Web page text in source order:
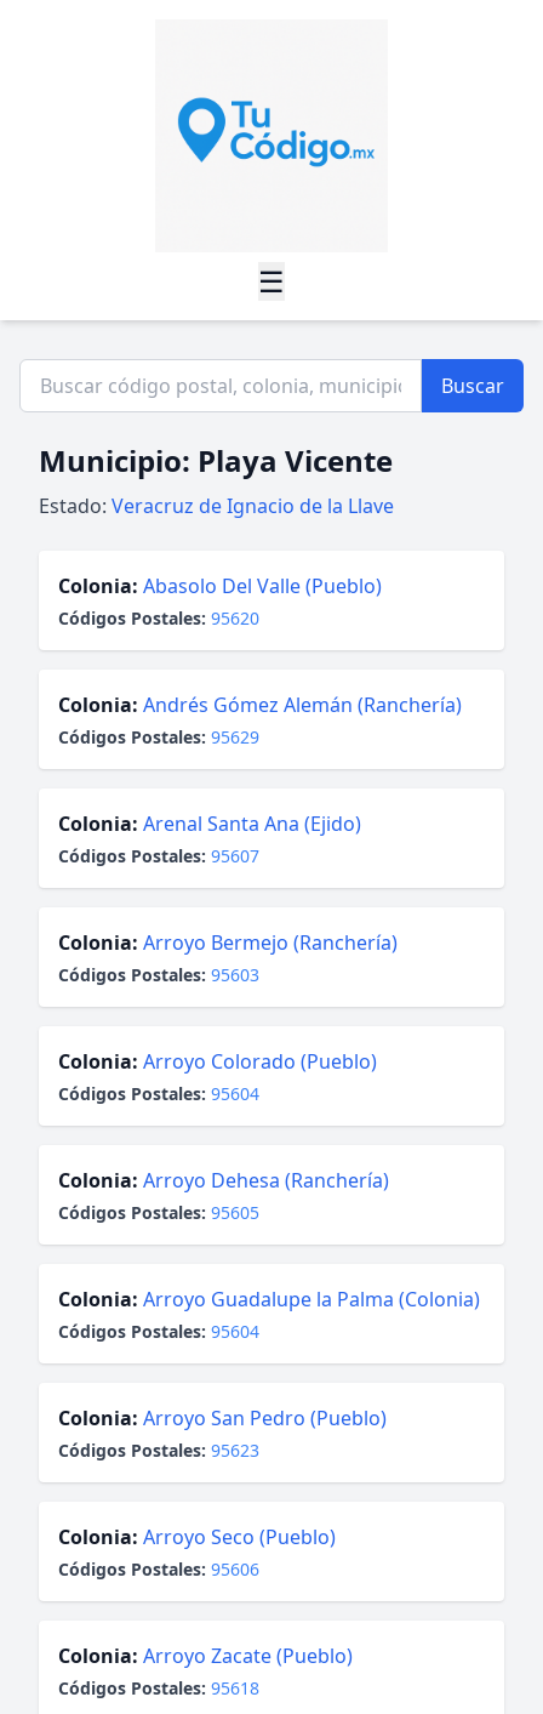
☰
Buscar
Municipio: Playa Vicente
Estado: Veracruz de Ignacio de la Llave
Colonia: Abasolo Del Valle (Pueblo)
Códigos Postales: 95620
Colonia: Andrés Gómez Alemán (Ranchería)
Códigos Postales: 95629
Colonia: Arenal Santa Ana (Ejido)
Códigos Postales: 95607
Colonia: Arroyo Bermejo (Ranchería)
Códigos Postales: 95603
Colonia: Arroyo Colorado (Pueblo)
Códigos Postales: 95604
Colonia: Arroyo Dehesa (Ranchería)
Códigos Postales: 95605
Colonia: Arroyo Guadalupe la Palma (Colonia)
Códigos Postales: 95604
Colonia: Arroyo San Pedro (Pueblo)
Códigos Postales: 95623
Colonia: Arroyo Seco (Pueblo)
Códigos Postales: 95606
Colonia: Arroyo Zacate (Pueblo)
Códigos Postales: 95618